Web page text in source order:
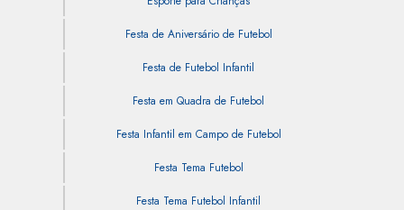
Festa de Aniversário de Futebol
Festa de Futebol Infantil
Festa em Quadra de Futebol
Festa Infantil em Campo de Futebol
Festa Tema Futebol
Festa Tema Futebol Infantil